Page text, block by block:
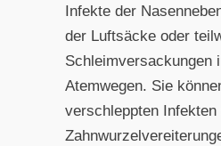
Infekte der
der Luftsäcke oder
Schleimversackungen
Atemwegen. Sie
verschleppten